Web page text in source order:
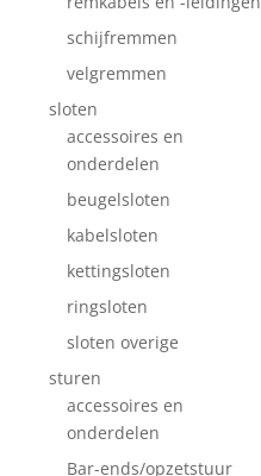
schijfremmen
velgremmen
sloten
accessoires en
onderdelen
beugelsloten
kabelsloten
kettingsloten
ringsloten
sloten overige
sturen
accessoires en
onderdelen
Bar-ends/opzetstuur